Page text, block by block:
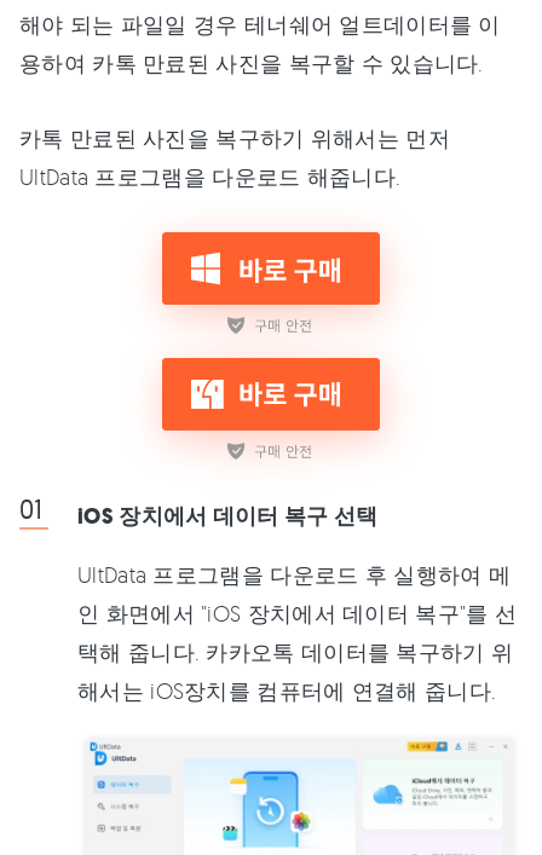
해야 되는 파일일 경우 테너쉐어 얼트데이터를 이
용하여 카톡 만료된 사진을 복구할 수 있습니다.
카톡 만료된 사진을 복구하기 위해서는 먼저
UltData 프로그램을 다운로드 해줍니다.
iOS 장치에서 데이터 복구 선택
UltData 프로그램을 다운로드 후 실행하여 메
인 화면에서 "iOS 장치에서 데이터 복구"를 선
택해 줍니다. 카카오톡 데이터를 복구하기 위
해서는 iOS장치를 컴퓨터에 연결해 줍니다.